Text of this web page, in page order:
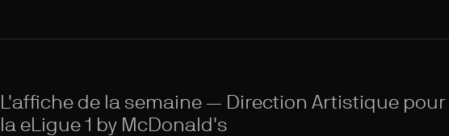
L'affiche de la semaine — Direction Artistique pour
la eLigue 1 by McDonald's